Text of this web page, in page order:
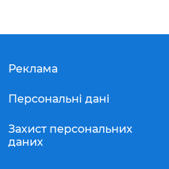
Реклама
Персональні дані
Захист персональних
даних